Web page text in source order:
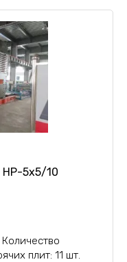
HP-5х5/10
плит: 11 шт.